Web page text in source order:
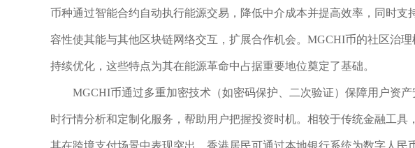
币种通过智能合约自动执行能源交易，降低中介成本并提高效率，同时支
容性使其能与其他区块链网络交互，扩展合作机会。MGCHI币的社区治
持续优化，这些特点为其在能源革命中占据重要地位奠定了基础。
MGCHI币通过多重加密技术（如密码保护、二次验证）保障用户资
时行情分析和定制化服务，帮助用户把握投资时机。相较于传统金融工
其在跨境支付场景中表现突出。香港居民可通过本地银行系统为数字人